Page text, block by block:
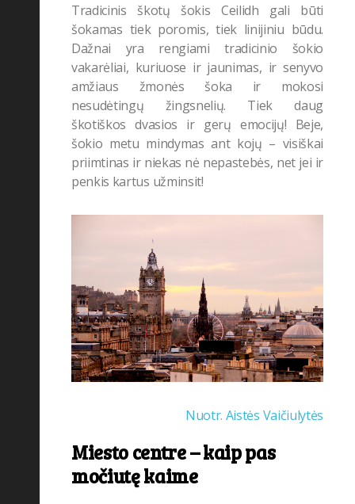
Tradicinis škotų šokis Ceilidh gali būti
šokamas tiek poromis, tiek linijiniu būdu.
Dažnai yra rengiami tradicinio šokio
vakarėliai, kuriuose ir jaunimas, ir senyvo
amžiaus žmonės šoka ir mokosi
nesudėtingų žingsnelių. Tiek daug
škotiškos dvasios ir gerų emocijų! Beje,
šokio metu mindymas ant kojų – visiškai
priimtinas ir niekas nė nepastebės, net jei ir
penkis kartus užminsit!
Nuotr. Aistės Vaičiulytės
Miesto centre – kaip pas
močiutę kaime